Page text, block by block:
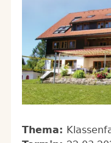
Thema: